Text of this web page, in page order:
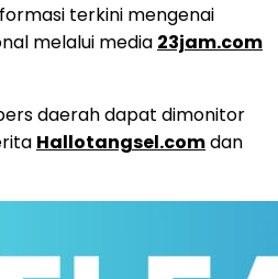
terkini mengenai
melalui media 23jam.com
daerah dapat dimonitor
Hallotangsel.comdan